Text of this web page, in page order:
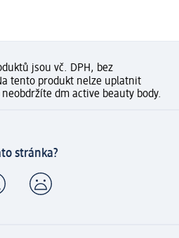
jsou vč. DPH, bez
tento produkt nelze uplatnit
dm active beauty body.
stránka?